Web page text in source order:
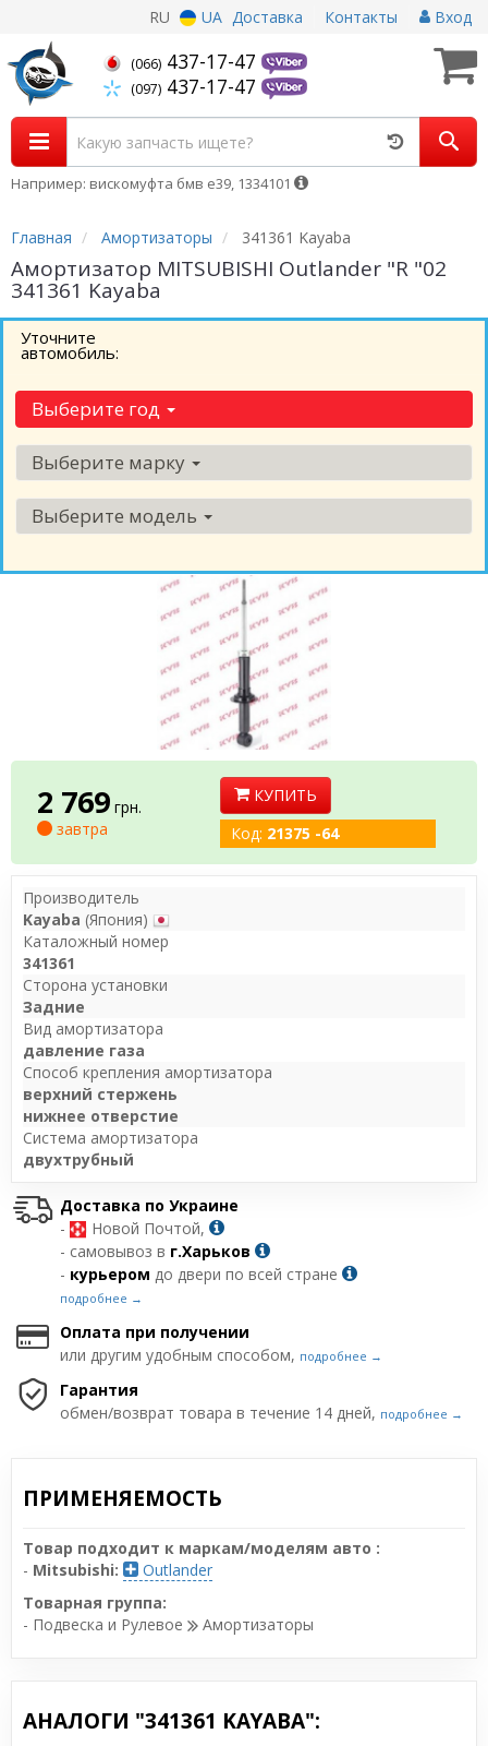
RU UA Доставка Контакты Вход
(066) 437-17-47
(097) 437-17-47
Например: вискомуфта бмв е39, 1334101
Главная Амортизаторы 341361 Kayaba
Амортизатор MITSUBISHI Outlander "R "02
341361 Kayaba
Уточните
автомобиль:
Выберите год
Выберите марку
Выберите модель
2 769 грн.
завтра
КУПИТЬ
Код: 21375 -64
Производитель
Kayaba (Япония)
Каталожный номер
341361
Сторона установки
Задние
Вид амортизатора
давление газа
Способ крепления амортизатора
верхний стержень
нижнее отверстие
Система амортизатора
двухтрубный
Доставка по Украине
-
Новой Почтой,
- самовывоз в г.Харьков
- курьером до двери по всей стране
подробнее →
Оплата при получении
или другим удобным способом, подробнее →
Гарантия
обмен/возврат товара в течение 14 дней, подробнее →
ПРИМЕНЯЕМОСТЬ
Товар подходит к маркам/моделям авто :
- Mitsubishi:
Outlander
Товарная группа:
- Подвеска и Рулевое
Амортизаторы
АНАЛОГИ "341361 KAYABA":